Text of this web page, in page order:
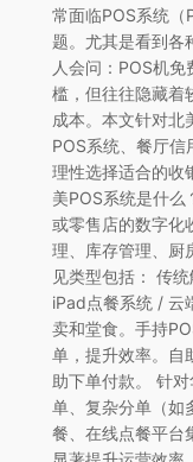
常面临POS系统
题。尤其是看到各
人会问：POS机
槛，但往往隐藏着
成本。本文针对北
POS系统、餐厅
理性选择适合的收
美POS系统是什
或零售店的数字化
理、库存管理、厨
见类型包括： 传
iPad点餐系统 / 云
卖和堂食。手持
单，提升效率。自
助下单付款。 针
单、复杂分单（如
餐、在线点餐平台